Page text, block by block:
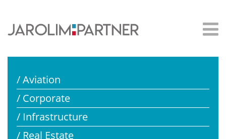
/ Aviation
/ Corporate
/ Infrastructure
/ Real Estate